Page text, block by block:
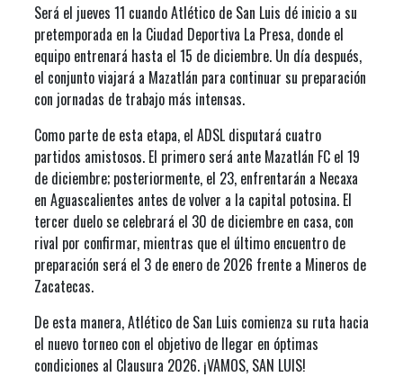
Será el jueves 11 cuando Atlético de San Luis dé inicio a su
pretemporada en la Ciudad Deportiva La Presa, donde el
equipo entrenará hasta el 15 de diciembre. Un día después,
el conjunto viajará a Mazatlán para continuar su preparación
con jornadas de trabajo más intensas.
Como parte de esta etapa, el ADSL disputará cuatro
partidos amistosos. El primero será ante Mazatlán FC el 19
de diciembre; posteriormente, el 23, enfrentarán a Necaxa
en Aguascalientes antes de volver a la capital potosina. El
tercer duelo se celebrará el 30 de diciembre en casa, con
rival por confirmar, mientras que el último encuentro de
preparación será el 3 de enero de 2026 frente a Mineros de
Zacatecas.
De esta manera, Atlético de San Luis comienza su ruta hacia
el nuevo torneo con el objetivo de llegar en óptimas
condiciones al Clausura 2026. ¡VAMOS, SAN LUIS!